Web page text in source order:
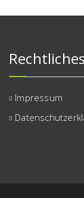
Rechtliches
Impressum